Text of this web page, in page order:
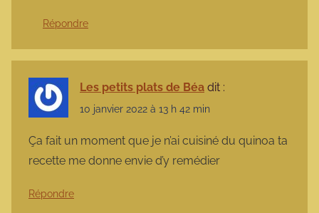
Répondre
Les petits plats de Béa dit :
10 janvier 2022 à 13 h 42 min
Ça fait un moment que je n’ai cuisiné du quinoa ta
recette me donne envie d’y remédier
Répondre